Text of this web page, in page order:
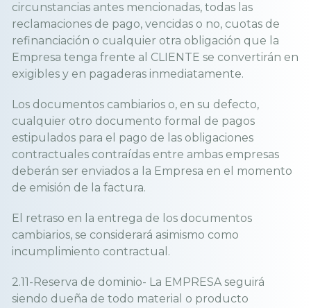
circunstancias antes mencionadas, todas las
reclamaciones de pago, vencidas o no, cuotas de
refinanciación o cualquier otra obligación que la
Empresa tenga frente al CLIENTE se convertirán en
exigibles y en pagaderas inmediatamente.
Los documentos cambiarios o, en su defecto,
cualquier otro documento formal de pagos
estipulados para el pago de las obligaciones
contractuales contraídas entre ambas empresas
deberán ser enviados a la Empresa en el momento
de emisión de la factura.
El retraso en la entrega de los documentos
cambiarios, se considerará asimismo como
incumplimiento contractual.
2.11-Reserva de dominio- La EMPRESA seguirá
siendo dueña de todo material o producto